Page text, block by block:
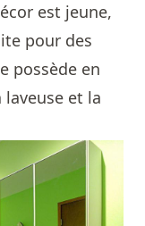
est jeune,
pour des
possède en
laveuse et la